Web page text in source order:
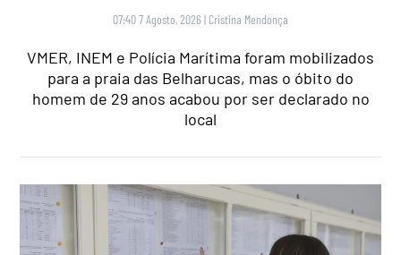
07:40 7 Agosto, 2026 | Cristina Mendonça
VMER, INEM e Polícia Marítima foram mobilizados
para a praia das Belharucas, mas o óbito do
homem de 29 anos acabou por ser declarado no
local